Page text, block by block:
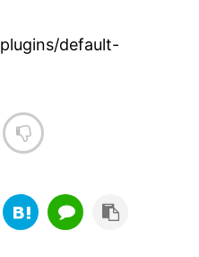
default-